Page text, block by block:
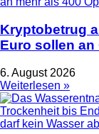
Kryptobetrug
Euro sollen an
6. August 2026
Weiterlesen »